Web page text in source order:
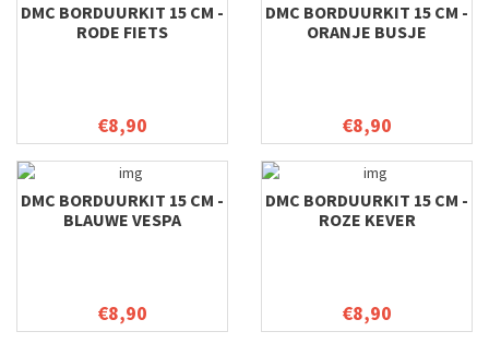
DMC BORDUURKIT 15 CM -
RODE FIETS
€8,90
DMC BORDUURKIT 15 CM -
ORANJE BUSJE
€8,90
DMC BORDUURKIT 15 CM -
BLAUWE VESPA
€8,90
DMC BORDUURKIT 15 CM -
ROZE KEVER
€8,90